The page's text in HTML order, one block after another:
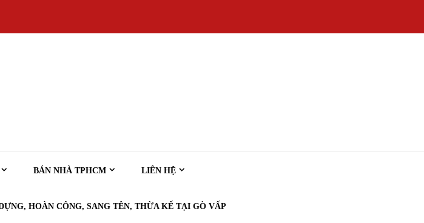
BÁN NHÀ TPHCM LIÊN HỆ
HOÀN CÔNG, SANG TÊN, THỪA KẾ TẠI GÒ VẤP